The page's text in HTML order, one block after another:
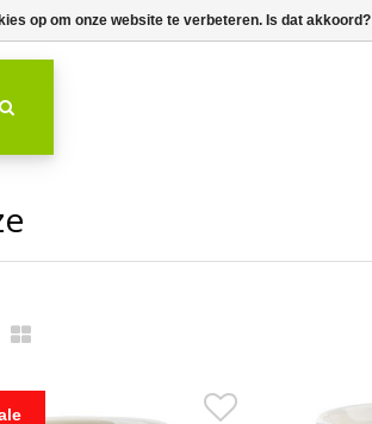
op om onze website te verbeteren. Is dat akkoord?